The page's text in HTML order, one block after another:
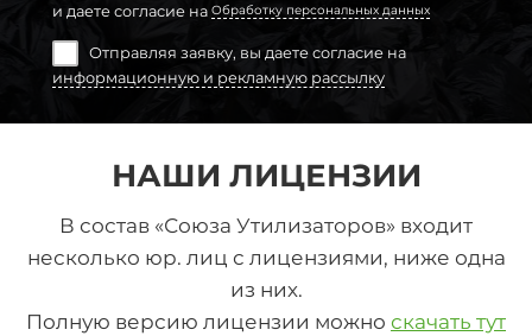
и даете согласие на Обработку персональных данных
Отправляя заявку, вы даете согласие на
информационную и рекламную рассылку
НАШИ ЛИЦЕНЗИИ
В состав «Союза Утилизаторов» входит
несколько юр. лиц с лицензиями, ниже одна
из них.
Полную версию лицензии можно скачать тут